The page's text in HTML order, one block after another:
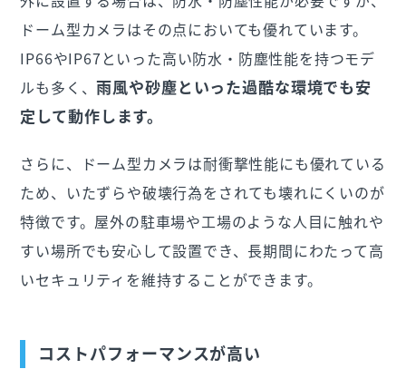
ドーム型カメラはその点においても優れています。
IP66やIP67といった高い防水・防塵性能を持つモデ
ルも多く、雨風や砂塵といった過酷な環境でも安
定して動作します。
さらに、ドーム型カメラは耐衝撃性能にも優れている
ため、いたずらや破壊行為をされても壊れにくいのが
特徴です。屋外の駐車場や工場のような人目に触れや
すい場所でも安心して設置でき、長期間にわたって高
いセキュリティを維持することができます。
コストパフォーマンスが高い